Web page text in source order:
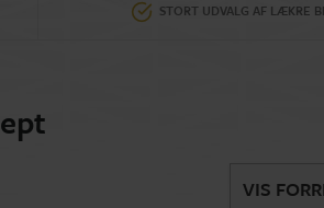
STORT UDVALG AF LÆKRE
VIS